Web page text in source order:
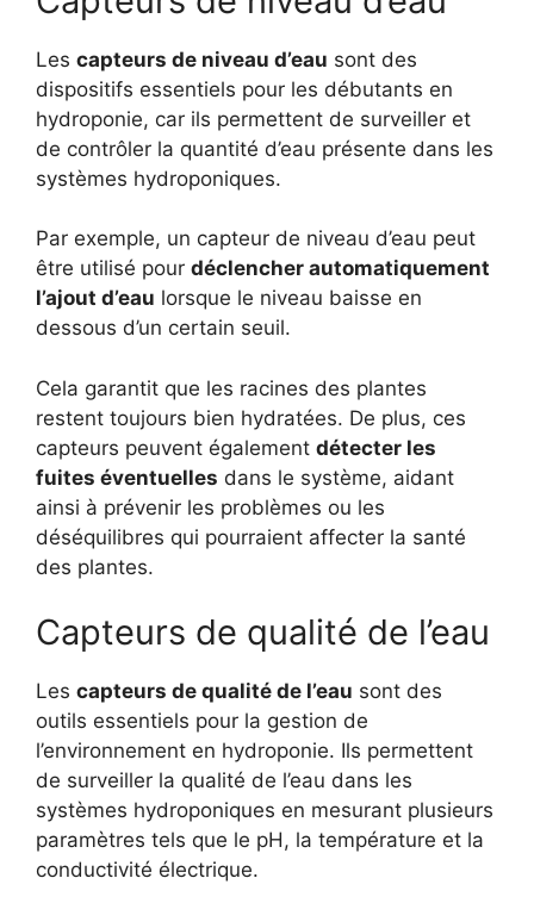
Les capteurs de niveau d’eau sont des
dispositifs essentiels pour les débutants en
hydroponie, car ils permettent de surveiller et
de contrôler la quantité d’eau présente dans les
systèmes hydroponiques.
Par exemple, un capteur de niveau d’eau peut
être utilisé pour déclencher automatiquement
l’ajout d’eau lorsque le niveau baisse en
dessous d’un certain seuil.
Cela garantit que les racines des plantes
restent toujours bien hydratées. De plus, ces
capteurs peuvent également détecter les
fuites éventuelles dans le système, aidant
ainsi à prévenir les problèmes ou les
déséquilibres qui pourraient affecter la santé
des plantes.
Capteurs de qualité de l’eau
Les capteurs de qualité de l’eau sont des
outils essentiels pour la gestion de
l’environnement en hydroponie. Ils permettent
de surveiller la qualité de l’eau dans les
systèmes hydroponiques en mesurant plusieurs
paramètres tels que le pH, la température et la
conductivité électrique.